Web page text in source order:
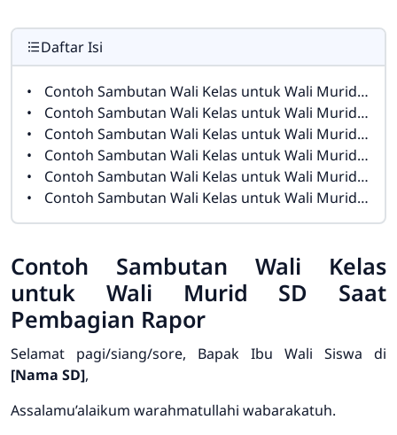
Daftar Isi
Contoh Sambutan Wali Kelas untuk Wali Murid SD Saat Pembagian Rapor
Contoh Sambutan Wali Kelas untuk Wali Murid SD yang Singkat dan Berkesan
Contoh Sambutan Wali Kelas untuk Wali Murid SD Saat Rapat Orang Tua
Contoh Sambutan Wali Kelas untuk Wali Murid SD Saat Kenaikan Kelas
Contoh Sambutan Wali Kelas untuk Wali Murid SD yang Menyentuh Hati
Contoh Sambutan Wali Kelas untuk Wali Murid SD Saat Akhir Semester
Contoh Sambutan Wali Kelas
untuk Wali Murid SD Saat
Pembagian Rapor
Selamat pagi/siang/sore, Bapak Ibu Wali Siswa di
[Nama SD],
Assalamu’alaikum warahmatullahi wabarakatuh.